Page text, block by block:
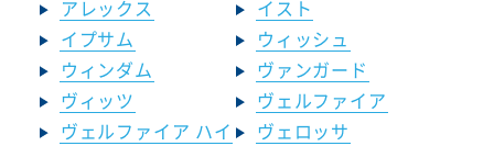
アレックス
イスト
イプサム
ウィッシュ
ウィンダム
ヴァンガード
ヴィッツ
ヴェルファイア
ヴェルファイア ハイ
ヴェロッサ